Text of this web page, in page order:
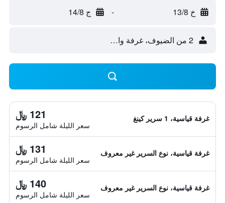
خ 13/8 - ج 14/8
2 من الضيوف، غرفة واحدة
غرفة قياسية، 1 سرير كينغ 121 ﷼
سعر الليلة شامل الرسوم
غرفة قياسية، نوع السرير غير معروف 131 ﷼
سعر الليلة شامل الرسوم
غرفة قياسية، نوع السرير غير معروف 140 ﷼
سعر الليلة شامل الرسوم